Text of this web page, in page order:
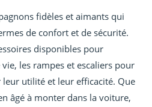
fidèles et aimants qui
de confort et de sécurité.
disponibles pour
les rampes et escaliers pour
utilité et leur efficacité. Que
âgé à monter dans la voiture,